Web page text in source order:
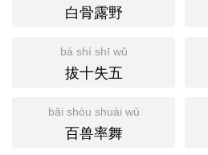
白骨露野
bá shí shī wǔ
拔十失五
bǎi shòu shuài wǔ
百兽率舞